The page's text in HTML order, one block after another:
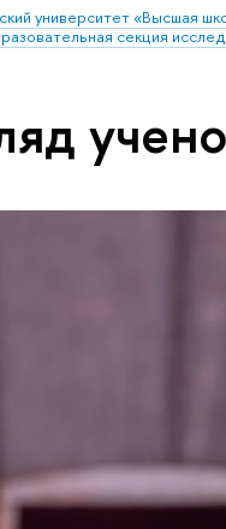
университет «Высшая
секция